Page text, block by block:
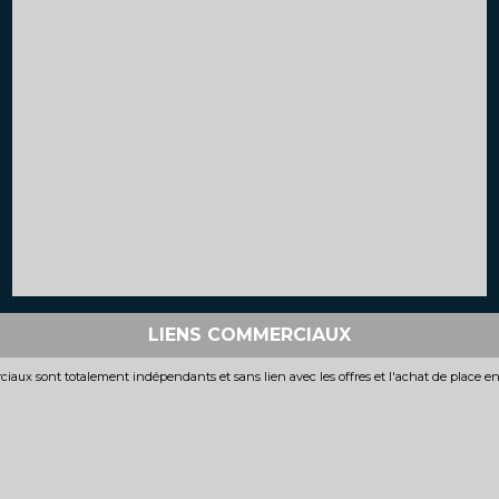
LIENS COMMERCIAUX
sont totalement indépendants et sans lien avec les offres et l'achat de place